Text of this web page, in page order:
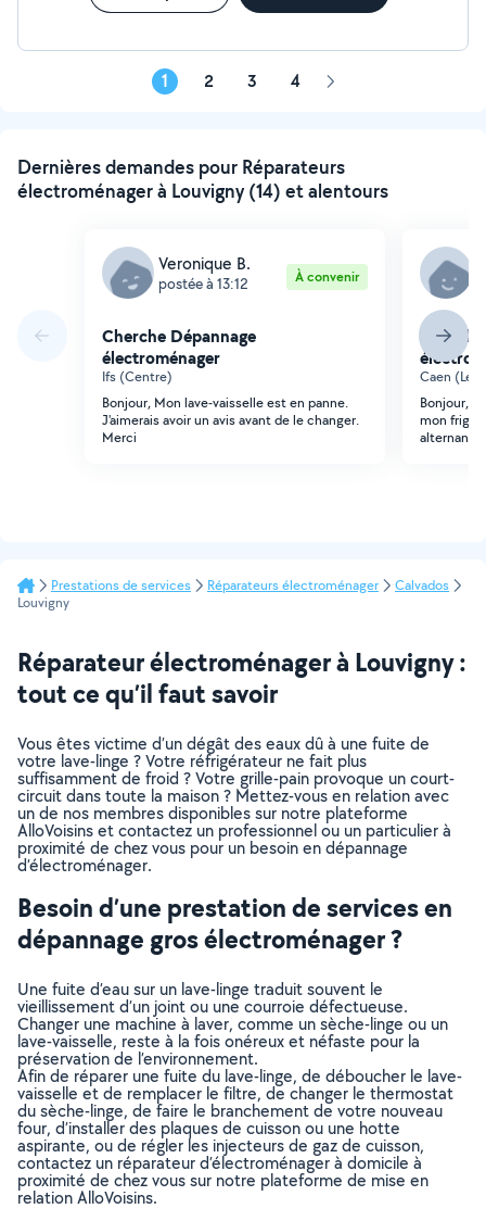
1 2 3 4 Page
Dernières demandes pour Réparateurs
électroménager à Louvigny (14) et alentours
Veronique B.
postée à 13:12 À convenir
Cherche Dépannage
électroménager
Ifs (Centre)
Bonjour, Mon lave-vaisselle est en panne.
J'aimerais avoir un avis avant de le changer.
Merci
Caen (Le
Bonjour,
mon frigo
alternance
Prestations de services Réparateurs électroménager
Calvados
Louvigny
Réparateur électroménager à Louvigny :
tout ce qu’il faut savoir
Vous êtes victime d’un dégât des eaux dû à une fuite de
votre lave-linge ? Votre réfrigérateur ne fait plus
suffisamment de froid ? Votre grille-pain provoque un court-
circuit dans toute la maison ? Mettez-vous en relation avec
un de nos membres disponibles sur notre plateforme
AlloVoisins et contactez un professionnel ou un particulier à
proximité de chez vous pour un besoin en dépannage
d’électroménager.
Besoin d’une prestation de services en
dépannage gros électroménager ?
Une fuite d’eau sur un lave-linge traduit souvent le
vieillissement d’un joint ou une courroie défectueuse.
Changer une machine à laver, comme un sèche-linge ou un
lave-vaisselle, reste à la fois onéreux et néfaste pour la
préservation de l’environnement.
Afin de réparer une fuite du lave-linge, de déboucher le lave-
vaisselle et de remplacer le filtre, de changer le thermostat
du sèche-linge, de faire le branchement de votre nouveau
four, d’installer des plaques de cuisson ou une hotte
aspirante, ou de régler les injecteurs de gaz de cuisson,
contactez un réparateur d’électroménager à domicile à
proximité de chez vous sur notre plateforme de mise en
relation AlloVoisins.